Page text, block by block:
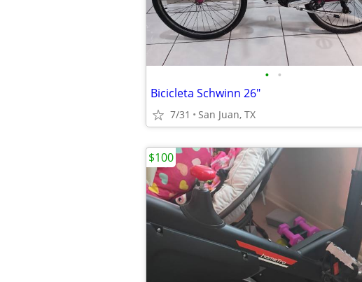
• •
Bicicleta Schwinn 26"
7/31 San Juan, TX
$100